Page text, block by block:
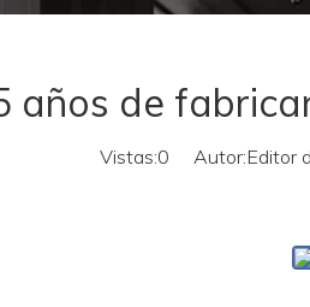
años de
Vistas:0 Autor:Editor